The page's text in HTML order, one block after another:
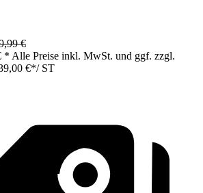
€
Alle Preise inkl. MwSt. und ggf. zzgl.
€*/ ST